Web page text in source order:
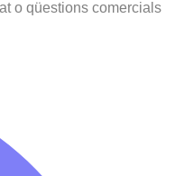
o qüestions comercials